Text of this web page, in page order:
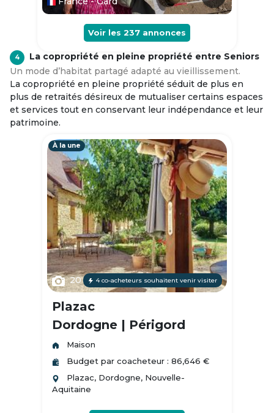
Voir les 237 annonces
4
La copropriété en pleine propriété entre Seniors
Un mode d’habitat partagé adapté au vieillissement.
La copropriété en pleine propriété séduit de plus en
plus de retraités désireux de mutualiser certains espaces
et services tout en conservant leur indépendance et leur
patrimoine.
À la une
20 4 co-acheteurs souhaitent venir visiter
Plazac
Dordogne | Périgord
Maison
Budget par coacheteur : 86,646 €
Plazac, Dordogne, Nouvelle-
Aquitaine